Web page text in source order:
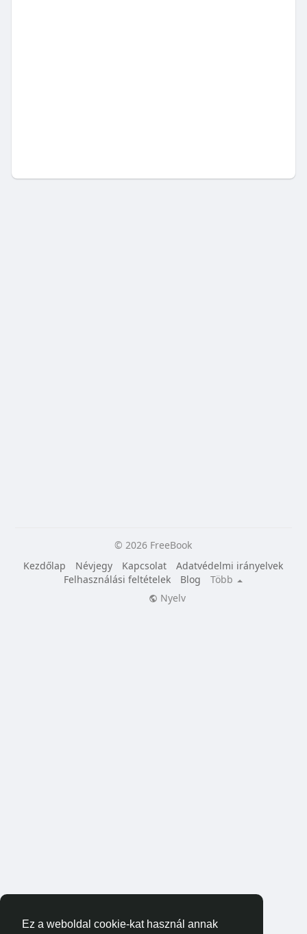
Ez a weboldal cookie-kat használ annak
© 2026 FreeBook
Kezdőlap
Névjegy Kapcsolat
Adatvédelmi irányelvek
Felhasználási feltételek
Blog
Több
Nyelv